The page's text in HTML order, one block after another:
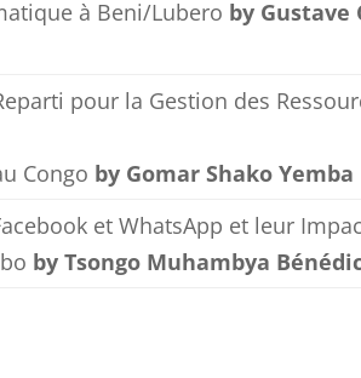
à Beni/Lubero by Gustave
pour la Gestion des
Congo by Gomar Shako Yemba
et WhatsApp et leur
by Tsongo Muhambya